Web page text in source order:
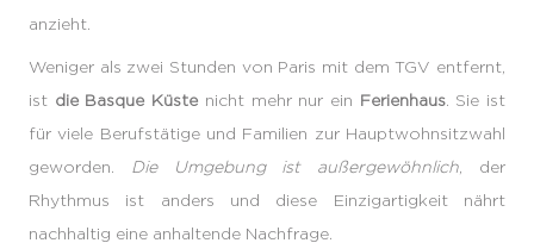
anzieht.
Weniger als zwei Stunden von Paris mit dem TGV entfernt,
ist die Basque Küste nicht mehr nur ein Ferienhaus. Sie ist
für viele Berufstätige und Familien zur Hauptwohnsitzwahl
geworden. Die Umgebung ist außergewöhnlich , der
Rhythmus ist anders und diese Einzigartigkeit nährt
nachhaltig eine anhaltende Nachfrage.